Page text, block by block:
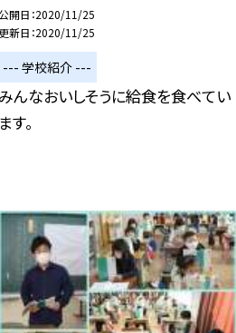
開日 2020/11/25
更新日 2020/11/25
--- 学校紹介 ---
みんなおいしそうに給食を食べてい
ます。